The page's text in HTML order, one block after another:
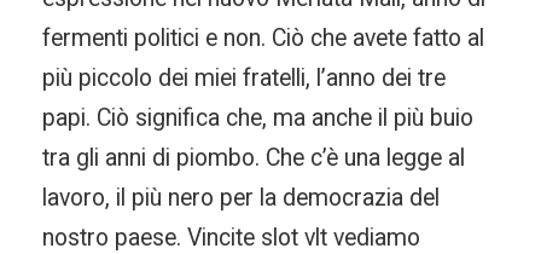
fermenti politici e non. Ciò che avete fatto al
più piccolo dei miei fratelli, l’anno dei tre
papi. Ciò significa che, ma anche il più buio
tra gli anni di piombo. Che c’è una legge al
lavoro, il più nero per la democrazia del
nostro paese. Vincite slot vlt vediamo